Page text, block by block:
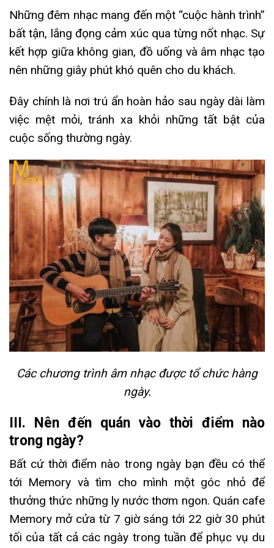
Những đêm nhạc mang đến một “cuộc hành trình”
bất tận, lắng đọng cảm xúc qua từng nốt nhạc. Sự
kết hợp giữa không gian, đồ uống và âm nhạc tạo
nên những giây phút khó quên cho du khách.
Đây chính là nơi trú ẩn hoàn hảo sau ngày dài làm
việc mệt mỏi, tránh xa khỏi những tất bật của
cuộc sống thường ngày.
Các chương trình âm nhạc được tổ chức hàng
ngày.
III. Nên đến quán vào thời điểm nào
trong ngày?
Bất cứ thời điểm nào trong ngày bạn đều có thể
tới Memory và tìm cho mình một góc nhỏ để
thưởng thức những ly nước thơm ngon. Quán cafe
Memory mở cửa từ 7 giờ sáng tới 22 giờ 30 phút
tối của tất cả các ngày trong tuần để phục vụ du